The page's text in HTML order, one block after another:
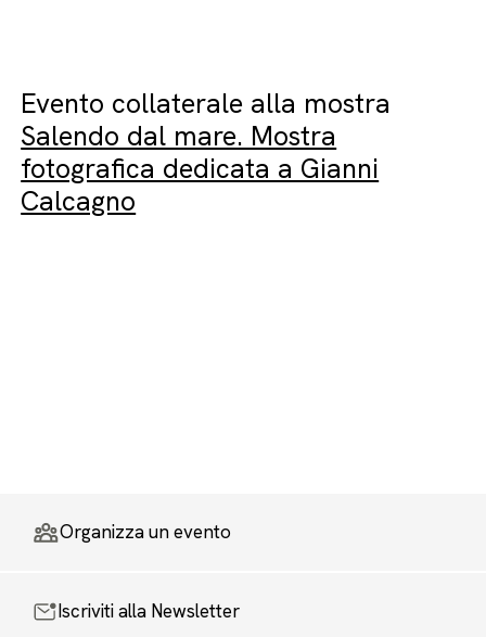
Evento collaterale alla mostra
Salendo dal mare. Mostra
fotografica dedicata a Gianni
Calcagno
Organizza un evento
Iscriviti alla Newsletter